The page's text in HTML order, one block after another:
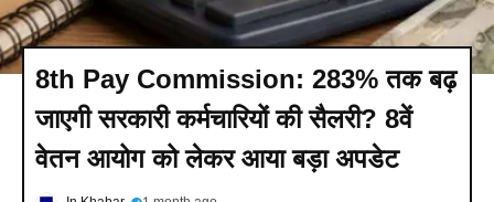
8th Pay Commission: 283% तक बढ़
जाएगी सरकारी कर्मचारियों की सैलरी? 8वें
वेतन आयोग को लेकर आया बड़ा अपडेट